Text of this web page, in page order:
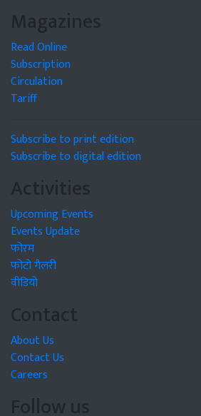
Magazines
Read Online
Subscription
Circulation
Tariff
Subscribe to print edition
Subscribe to digital edition
Activities
Upcoming Events
Events Update
फोरम
फोटो गैलरी
वीडियो
Contact
About Us
Contact Us
Careers
Follow us